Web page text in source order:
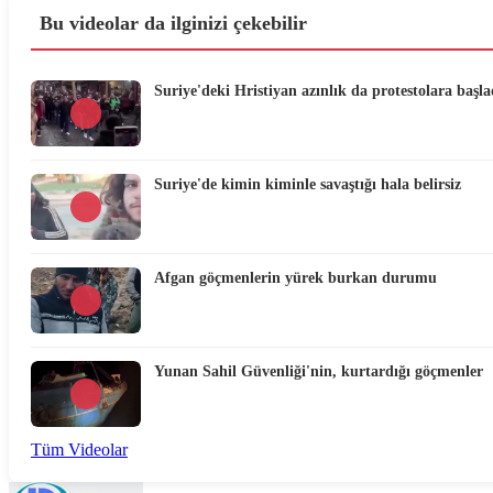
Bu videolar da ilginizi çekebilir
Suriye'deki Hristiyan azınlık da protestolara
Suriye'de kimin kiminle savaştığı hala belirsiz
Afgan göçmenlerin yürek burkan durumu
Yunan Sahil Güvenliği'nin, kurtardığı göçmenler
Tüm Videolar